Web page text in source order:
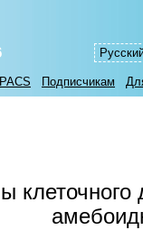
PACS Подписчикам